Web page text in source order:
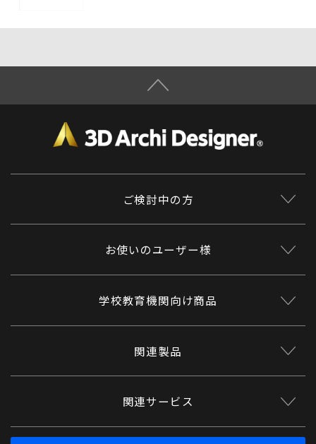
ご検討中の方
お使いのユーザー様
学校教育機関向け商品
関連製品
関連サービス